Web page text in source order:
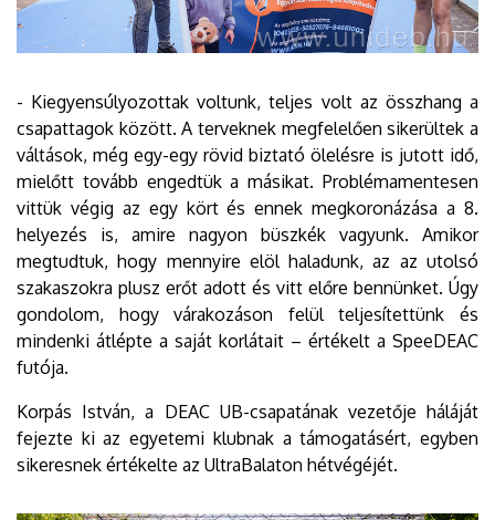
- Kiegyensúlyozottak voltunk, teljes volt az összhang a
csapattagok között. A terveknek megfelelően sikerültek a
váltások, még egy-egy rövid biztató ölelésre is jutott idő,
mielőtt tovább engedtük a másikat. Problémamentesen
vittük végig az egy kört és ennek megkoronázása a 8.
helyezés is, amire nagyon büszkék vagyunk. Amikor
megtudtuk, hogy mennyire elöl haladunk, az az utolsó
szakaszokra plusz erőt adott és vitt előre bennünket. Úgy
gondolom, hogy várakozáson felül teljesítettünk és
mindenki átlépte a saját korlátait – értékelt a SpeeDEAC
futója.
Korpás István, a DEAC UB-csapatának vezetője háláját
fejezte ki az egyetemi klubnak a támogatásért, egyben
sikeresnek értékelte az UltraBalaton hétvégéjét.